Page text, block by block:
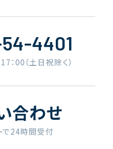
4401
00（土日祝除く）
合わせ
で24時間受付